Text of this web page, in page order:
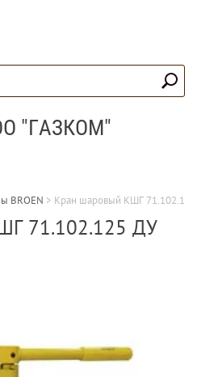
"ГАЗКОМ"
BROEN > Кран шаровый КШГ
71.102.125 ДУ